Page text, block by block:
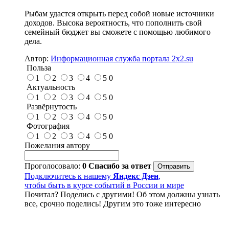
Рыбам удастся открыть перед собой новые источники
доходов. Высока вероятность, что пополнить свой
семейный бюджет вы сможете с помощью любимого
дела.
Автор: Информационная служба портала 2x2.su
Польза
1
2 3 4 5 0
Актуальность
1
2 3 4 5 0
Развёрнутость
1
2 3 4 5 0
Фотография
1
2 3 4 5 0
Пожелания автору
Проголосовало: 0 Спасибо за ответ
Подключитесь к нашему Яндекс Дзен,
чтобы быть в курсе событий в России и мире
Почитал? Поделись с другими! Об этом должны узнать
все, срочно поделись! Другим это тоже интересно